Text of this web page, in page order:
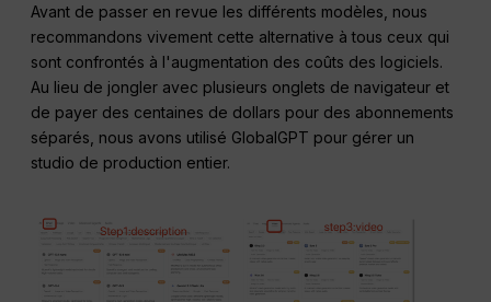
Avant de passer en revue les différents modèles, nous
recommandons vivement cette alternative à tous ceux qui
sont confrontés à l'augmentation des coûts des logiciels.
Au lieu de jongler avec plusieurs onglets de navigateur et
de payer des centaines de dollars pour des abonnements
séparés, nous avons utilisé GlobalGPT pour gérer un
studio de production entier.